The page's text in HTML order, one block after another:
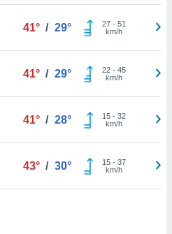
41° / 29° 27- 51
km/h
41° / 29° 22- 45
km/h
41° / 28° 15- 32
km/h
43° / 30° 15- 37
km/h